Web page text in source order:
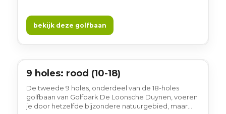
bossen, heide en zandgronden. De natuurlijke opzet
en het open landschap maken deze lus prettig en
bekijk deze golfbaan
9 holes
9 holes: rood (10-18)
De tweede 9 holes, onderdeel van de 18-holes
golfbaan van Golfpark De Loonsche Duynen, voeren
je door hetzelfde bijzondere natuurgebied, maar